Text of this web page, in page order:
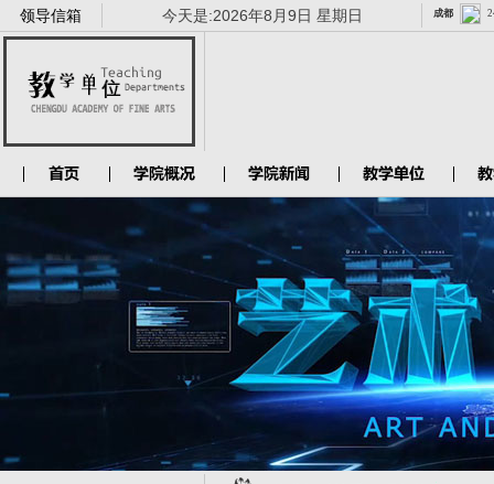
领导信箱 今天是:2026年8月9日 星期日